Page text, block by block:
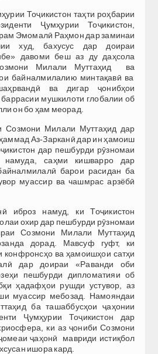
Тоҷикистон таҳти роҳбарии
Ҷумҳурии Тоҷикистон,
Эмомалӣ Раҳмон дар заминаи
худ, бахусус дар доираи
давоми беш аз ду даҳсола
Милали Муттаҳид ва
байналмилалию минтақавӣ ва
ва дигар ҷонибҳои
мушкилоти глобалии об
он бо ҳам меорад.
Созмони Милали Муттаҳид дар
Аз-Зарканӣ дар ин ҳамоиш
дар пешбурди рӯзномаи
саҳми кишварро дар
барои расидан ба
муассир ва чашмрас арзёбӣ
иброз намуд, ки Тоҷикистон
охир дар пешбурди рӯзномаи
Созмони Милали Муттаҳид
дорад. Мавсуф гуфт, ки
конфронсҳо ва ҳамоишҳои сатҳи
дар доираи «Раванди оби
пешбурди дипломатияи об
ҳадафҳои рушди устувор, аз
муассир мебозад. Намояндаи
ба ташаббусҳои ҷаҳонии
Ҷумҳурии Тоҷикистон дар
ки аз ҷониби Созмони
ҷаҳонӣ мавриди истиқбол
ишора кард.